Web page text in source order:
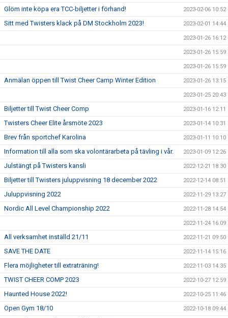
Glöm inte köpa era TCC-biljetter i förhand! 2023-02-06 10:52
Sitt med Twisters klack på DM Stockholm 2023! 2023-02-01 14:44
2023-01-26 16:12
2023-01-26 15:59
2023-01-26 15:59
Anmälan öppen till Twist Cheer Camp Winter Edition 2023-01-26 13:15
2023-01-25 20:43
Biljetter till Twist Cheer Comp 2023-01-16 12:11
Twisters Cheer Elite årsmöte 2023 2023-01-14 10:31
Brev från sportchef Karolina 2023-01-11 10:10
Information till alla som ska volontärarbeta på tävling i vår. 2023-01-09 12:26
Julstängt på Twisters kansli 2022-12-21 18:30
Biljetter till Twisters juluppvisning 18 december 2022 2022-12-14 08:51
Juluppvisning 2022 2022-11-29 13:27
Nordic All Level Championship 2022 2022-11-28 14:54
2022-11-24 16:09
All verksamhet inställd 21/11 2022-11-21 09:50
SAVE THE DATE 2022-11-14 15:16
Flera möjligheter till extraträning! 2022-11-03 14:35
TWIST CHEER COMP 2023 2022-10-27 12:59
Haunted House 2022! 2022-10-25 11:46
Open Gym 18/10 2022-10-18 09:44